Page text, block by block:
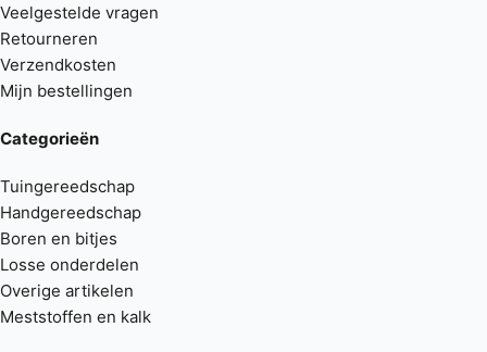
Veelgestelde vragen
Retourneren
Verzendkosten
Mijn bestellingen
Categorieën
Tuingereedschap
Handgereedschap
Boren en bitjes
Losse onderdelen
Overige artikelen
Meststoffen en kalk